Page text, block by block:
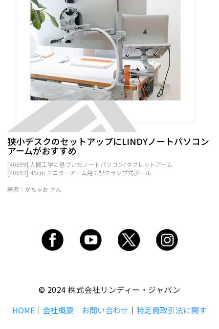
狭小デスクのセットアップにLINDYノートパソコン
アームがおすすめ
[40699] 人間工学に基づいたノートパソコン/タブレットアーム
[40692] 45cm モニターアーム用 C型クランプ式ポール
著者：がちゃお さん
© 2024株式会社リンディー・ジャパン
HOME ｜ 会社概要 ｜ お問い合わせ ｜ 特定商取引法に関す